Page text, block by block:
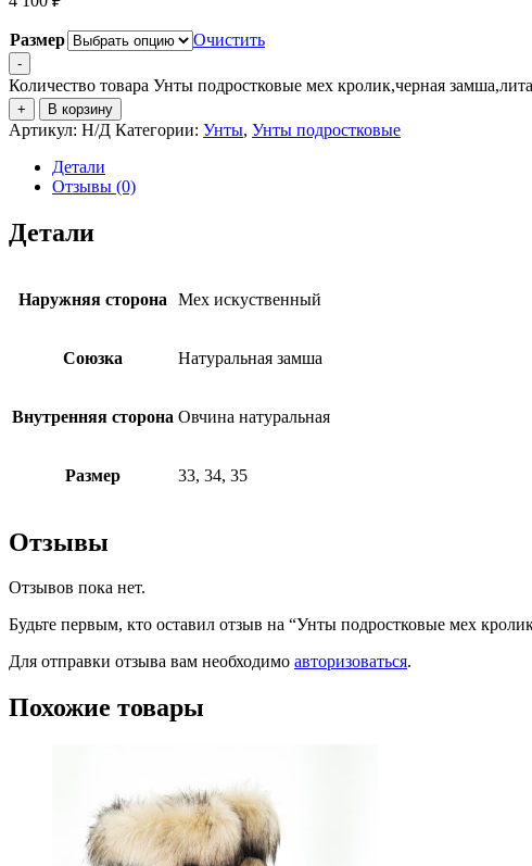
Размер Очистить
-
Количество товара Унты подростковые мех кролик,черная
+ В корзину
Артикул: Н/Д Категории: Унты, Унты подростковые
Детали
Отзывы (0)
Детали
Наружняя сторона Мех искуственный
Союзка Натуральная замша
Внутренняя сторона Овчина натуральная
Размер 33, 34, 35
Отзывы
Отзывов пока нет.
Будьте первым, кто оставил отзыв на “Унты подростковые мех
Для отправки отзыва вам необходимо авторизоваться.
Похожие товары